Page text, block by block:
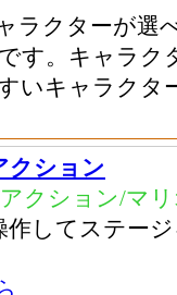
ラクターが選
す。キャラク
いキャラクタ
クション
クション/マ
作してステー